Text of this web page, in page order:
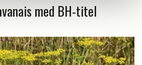
med BH-titel